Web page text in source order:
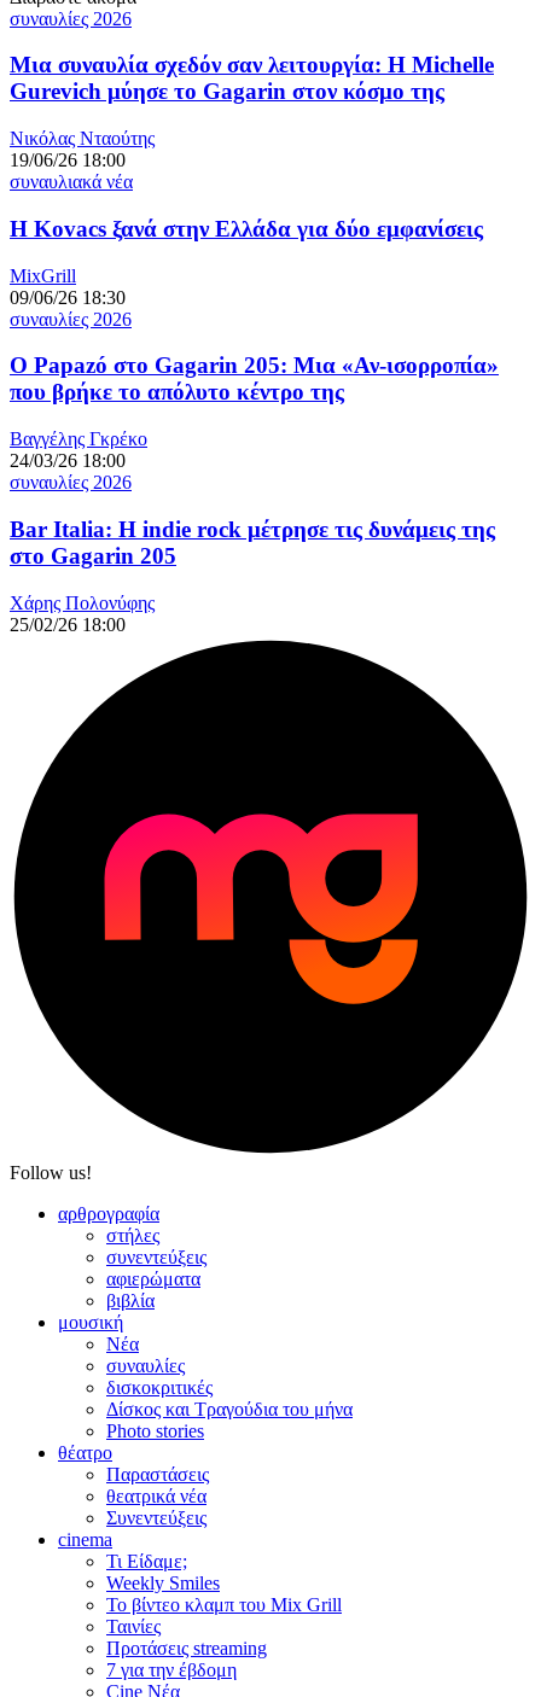
συναυλίες 2026
Μια συναυλία σχεδόν σαν λειτουργία: Η Michelle
Gurevich μύησε το Gagarin στον κόσμο της
Νικόλας Νταούτης
19/06/26 18:00
συναυλιακά νέα
Η Kovacs ξανά στην Ελλάδα για δύο εμφανίσεις
MixGrill
09/06/26 18:30
συναυλίες 2026
Ο Papazó στο Gagarin 205: Μια «Αν-ισορροπία»
που βρήκε το απόλυτο κέντρο της
Βαγγέλης Γκρέκο
24/03/26 18:00
συναυλίες 2026
Bar Italia: Η indie rock μέτρησε τις δυνάμεις της
στο Gagarin 205
Χάρης Πολονύφης
25/02/26 18:00
Follow us!
αρθρογραφία
στήλες
συνεντεύξεις
αφιερώματα
βιβλία
μουσική
Νέα
συναυλίες
δισκοκριτικές
Δίσκος και Τραγούδια του μήνα
Photo stories
θέατρο
Παραστάσεις
θεατρικά νέα
Συνεντεύξεις
cinema
Τι Είδαμε;
Weekly Smiles
Το βίντεο κλαμπ του Mix Grill
Ταινίες
Προτάσεις streaming
7 για την έβδομη
Cine Νέα